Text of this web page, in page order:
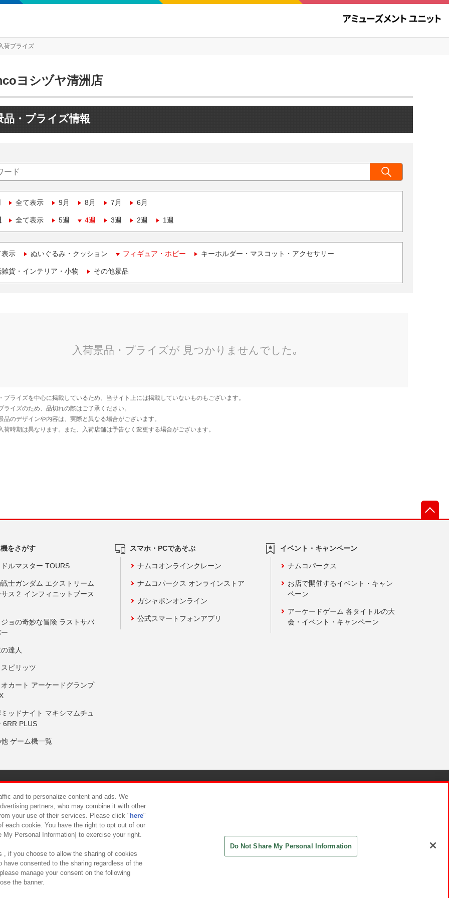
荷プライズ
ヨシヅヤ清洲店
品・プライズ情報
全て表示 9月 8月 7月 6月
全て表示 5週 4週 3週 2週 1週
表示 ぬいぐるみ・クッション フィギュア・ホビー キーホルダー・マスコット・アクセサリー
貨・インテリア・小物 その他景品
をさがす
ルマスター TOURS
士ガンダム エクストリーム
ス２ インフィニットブース
ョの奇妙な冒険 ラストサバ
達人
ピリッツ
カート アーケードグランプ
ッドナイト マキシマムチュ
6RR PLUS
ゲーム機一覧
スマホ・PCであそぶ
ナムコオンラインクレーン
ナムコパークス オンラインストア
ガシャポンオンライン
公式スマートフォンアプリ
イベント・キャンペーン
ナムコパークス
お店で開催するイベント・キャン
ペーン
アーケードゲーム 各タイトルの大
会・イベント・キャンペーン
について カスタマーハラスメント対応方針
and to personalize content and ads. We
partners, who may combine it with other
your use of their services. Please click " here"
each cookie. You have the right to opt out of our
Personal Information] to exercise your right.
, if you choose to allow the sharing of cookies
have consented to the sharing regardless of the
manage your consent on the following
the banner.
Do Not Share My Personal Information